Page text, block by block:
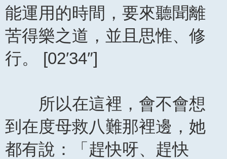
能運用的時間，要來聽聞離
苦得樂之道，並且思惟、修
行。 [02′34″]
所以在這裡，會不會想
到在度母救八難那裡邊，她
都有說：「趕快呀、趕快